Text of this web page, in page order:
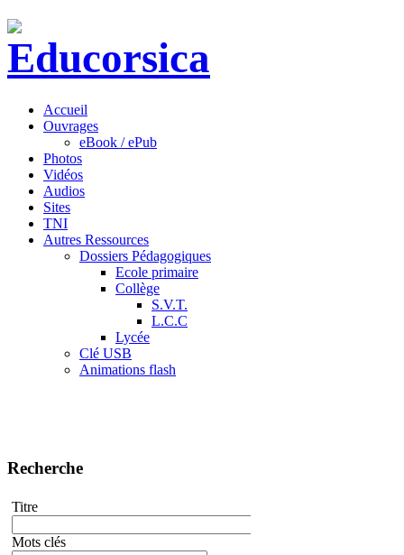
Accueil
Ouvrages
eBook / ePub
Photos
Vidéos
Audios
Sites
TNI
Autres Ressources
Dossiers Pédagogiques
Ecole primaire
Collège
S.V.T.
L.C.C
Lycée
Clé USB
Animations flash
Recherche
Titre
Mots clés